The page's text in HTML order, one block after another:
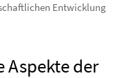
Entwicklung
der